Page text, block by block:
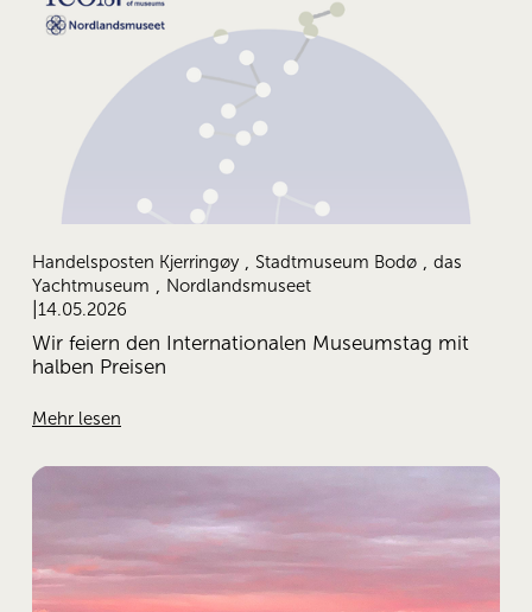
Handelsposten Kjerringøy , Stadtmuseum Bodø , das
Yachtmuseum , Nordlandsmuseet
14.05.2026
Wir feiern den Internationalen Museumstag mit
halben Preisen
Mehr lesen